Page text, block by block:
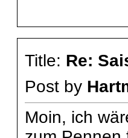
Title: Re:
Post by
Moin, ich